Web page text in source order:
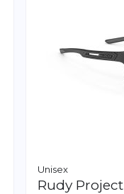
Unisex
Rudy Project